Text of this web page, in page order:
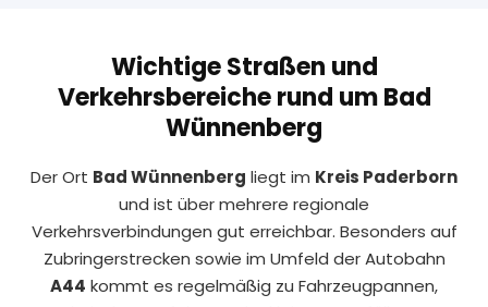
Wichtige Straßen und
Verkehrsbereiche rund um Bad
Wünnenberg
Der Ort Bad Wünnenberg liegt im Kreis Paderborn
und ist über mehrere regionale
Verkehrsverbindungen gut erreichbar. Besonders auf
Zubringerstrecken sowie im Umfeld der Autobahn
A44 kommt es regelmäßig zu Fahrzeugpannen,